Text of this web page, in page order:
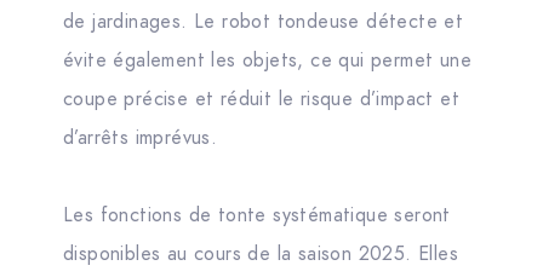
de jardinages. Le robot tondeuse détecte et
évite également les objets, ce qui permet une
coupe précise et réduit le risque d’impact et
d’arrêts imprévus.
Les fonctions de tonte systématique seront
disponibles au cours de la saison 2025. Elles